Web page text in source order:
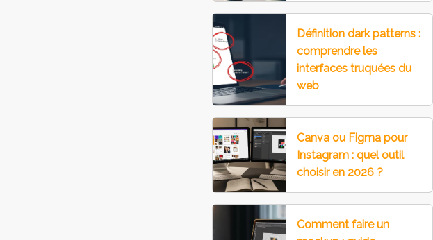
Définition dark patterns :
comprendre les
interfaces truquées du
web
Canva ou Figma pour
Instagram : quel outil
choisir en 2026 ?
Comment faire un